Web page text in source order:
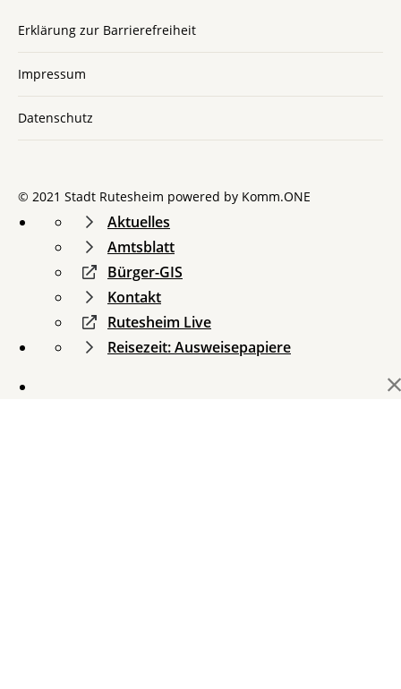
Erklärung zur Barrierefreiheit
Impressum
Datenschutz
© 2021 Stadt Rutesheim powered by Komm.ONE
Aktuelles
Amtsblatt
Bürger-GIS
Kontakt
Rutesheim Live
Reisezeit: Ausweisepapiere